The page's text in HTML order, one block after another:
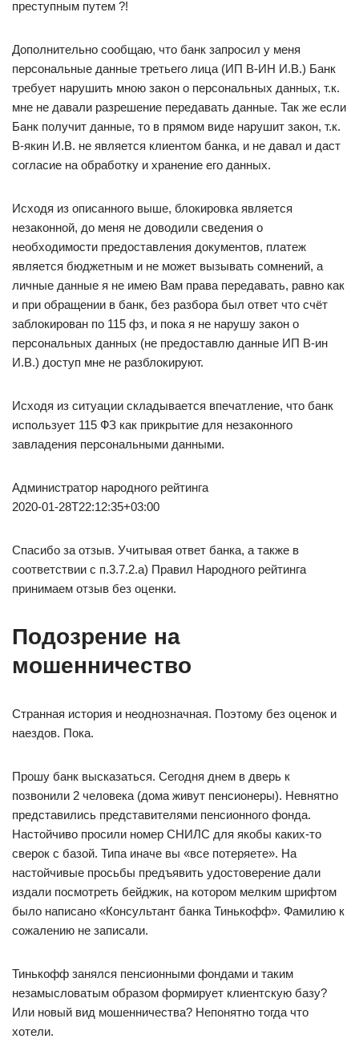
преступным путем ?!
Дополнительно сообщаю, что банк запросил у меня
персональные данные третьего лица (ИП В-ИН И.В.) Банк
требует нарушить мною закон о персональных данных, т.к.
мне не давали разрешение передавать данные. Так же если
Банк получит данные, то в прямом виде нарушит закон, т.к.
В-якин И.В. не является клиентом банка, и не давал и даст
согласие на обработку и хранение его данных.
Исходя из описанного выше, блокировка является
незаконной, до меня не доводили сведения о
необходимости предоставления документов, платеж
является бюджетным и не может вызывать сомнений, а
личные данные я не имею Вам права передавать, равно как
и при обращении в банк, без разбора был ответ что счёт
заблокирован по 115 фз, и пока я не нарушу закон о
персональных данных (не предоставлю данные ИП В-ин
И.В.) доступ мне не разблокируют.
Исходя из ситуации складывается впечатление, что банк
использует 115 ФЗ как прикрытие для незаконного
завладения персональными данными.
Администратор народного рейтинга
2020-01-28T22:12:35+03:00
Спасибо за отзыв. Учитывая ответ банка, а также в
соответствии с п.3.7.2.а) Правил Народного рейтинга
принимаем отзыв без оценки.
Подозрение на
мошенничество
Странная история и неоднозначная. Поэтому без оценок и
наездов. Пока.
Прошу банк высказаться. Сегодня днем в дверь к
позвонили 2 человека (дома живут пенсионеры). Невнятно
представились представителями пенсионного фонда.
Настойчиво просили номер СНИЛС для якобы каких-то
сверок с базой. Типа иначе вы «все потеряете». На
настойчивые просьбы предъявить удостоверение дали
издали посмотреть бейджик, на котором мелким шрифтом
было написано «Консультант банка Тинькофф». Фамилию к
сожалению не записали.
Тинькофф занялся пенсионными фондами и таким
незамысловатым образом формирует клиентскую базу?
Или новый вид мошенничества? Непонятно тогда что
хотели.